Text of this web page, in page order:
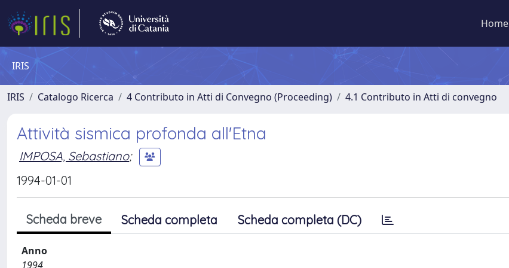
Home
IRIS
IRIS Catalogo Ricerca 4 Contributo in Atti di Convegno (Proceeding) 4.1 Contributo in Atti di convegno
Attività sismica profonda all'Etna
IMPOSA, Sebastiano;
1994-01-01
Scheda breve Scheda completa Scheda completa (DC)
Anno
1994